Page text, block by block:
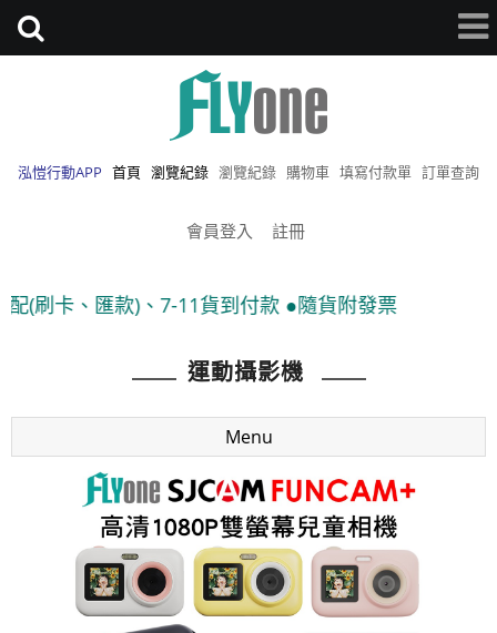
泓愷行動APP 首頁 瀏覽紀錄 瀏覽紀錄 購物車 填寫付款單 訂單查詢
會員登入 註冊
到付款 ●隨貨附發票
運動攝影機
Menu